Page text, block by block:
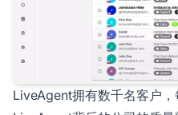
LiveAgent拥有数千名客户